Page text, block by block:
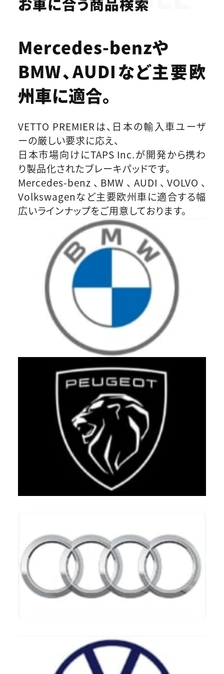
Mercedes-benzや
BMW、AUDIなど主要欧
州車に適合。
VETTO PREMIERは、日本の輸入車ユーザ
ーの厳しい要求に応え、
日本市場向けにTAPS Inc.が開発から携わ
り製品化されたブレーキパッドです。
Mercedes-benz、BMW、AUDI、VOLVO、
Volkswagenなど主要欧州車に適合する幅
広いラインナップをご用意しております。